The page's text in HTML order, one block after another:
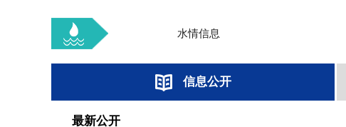
水情信息
信息公开
最新公开